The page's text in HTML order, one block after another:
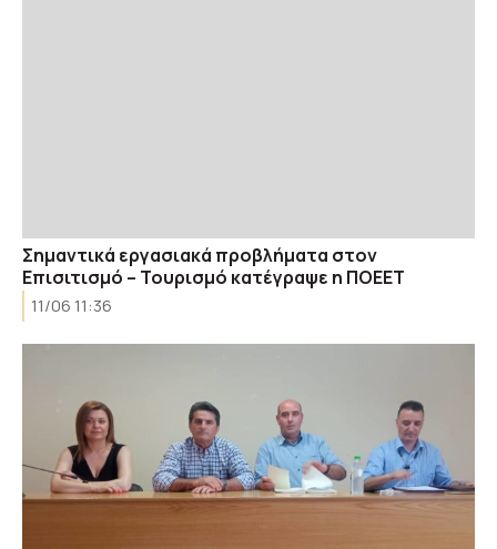
Σημαντικά εργασιακά προβλήματα στον
Επισιτισμό – Τουρισμό κατέγραψε η ΠΟΕΕΤ
11/06 11:36